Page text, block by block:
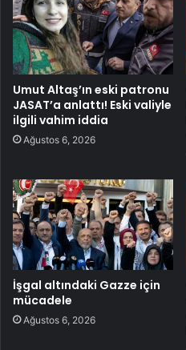
Umut Altaş’ın eski patronu
JASAT’a anlattı! Eski valiyle
ilgili vahim iddia
Ağustos 6, 2026
İşgal altındaki Gazze için
mücadele
Ağustos 6, 2026